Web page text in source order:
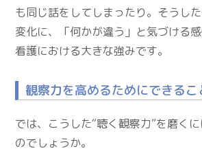
も同じ話をしてしまったり。そうし
変化に、「何かが違う」と気づける
看護における大きな強みです。
観察力を高めるためにできるこ
では、こうした“聴く観察力”を磨く
のでしょうか。